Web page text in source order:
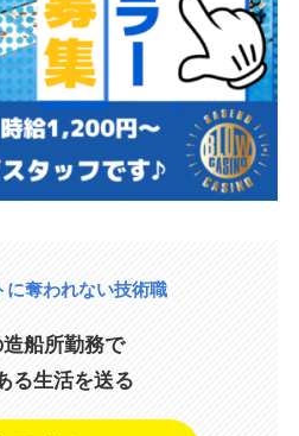
に奪われない技術職
船所勤務で
る生活を送る